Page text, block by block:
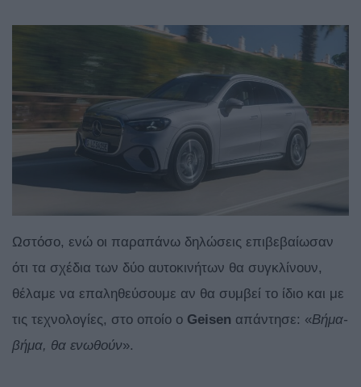
Ωστόσο, ενώ οι παραπάνω δηλώσεις επιβεβαίωσαν
ότι τα σχέδια των δύο αυτοκινήτων θα συγκλίνουν,
θέλαμε να επαληθεύσουμε αν θα συμβεί το ίδιο και με
τις τεχνολογίες, στο οποίο ο Geisen απάντησε: «Βήμα-
βήμα, θα ενωθούν».